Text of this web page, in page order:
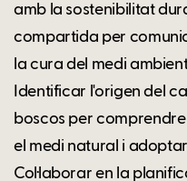
amb la sostenibilitat
compartida per
la cura del medi
Identificar l'origen del
boscos per
el medi natural i
Col·laborar en la